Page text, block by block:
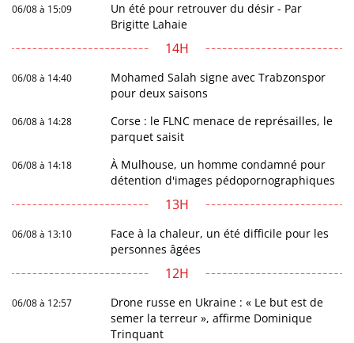
06/08 à 15:09
Un été pour retrouver du désir - Par
Brigitte Lahaie
14H
06/08 à 14:40
Mohamed Salah signe avec Trabzonspor
pour deux saisons
06/08 à 14:28
Corse : le FLNC menace de représailles, le
parquet saisit
06/08 à 14:18
À Mulhouse, un homme condamné pour
détention d'images pédopornographiques
13H
06/08 à 13:10
Face à la chaleur, un été difficile pour les
personnes âgées
12H
06/08 à 12:57
Drone russe en Ukraine : « Le but est de
semer la terreur », affirme Dominique
Trinquant